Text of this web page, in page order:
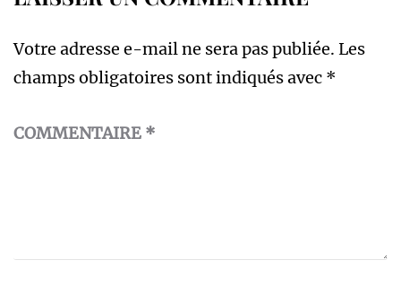
Votre adresse e-mail ne sera pas publiée. Les
champs obligatoires sont indiqués avec *
COMMENTAIRE *